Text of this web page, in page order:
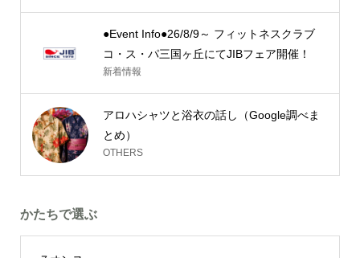
●Event Info●26/8/9～ フィットネスクラブ
コ・ス・パ三国ヶ丘にてJIBフェア開催！
新着情報
アロハシャツと浴衣の話し（Google調べま
とめ）
OTHERS
かたちで選ぶ